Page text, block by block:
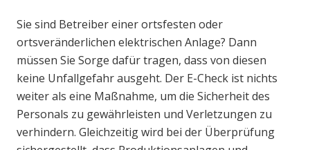
Sie sind Betreiber einer ortsfesten oder
ortsveränderlichen elektrischen Anlage? Dann
müssen Sie Sorge dafür tragen, dass von diesen
keine Unfallgefahr ausgeht. Der E-Check ist nichts
weiter als eine Maßnahme, um die Sicherheit des
Personals zu gewährleisten und Verletzungen zu
verhindern. Gleichzeitig wird bei der Überprüfung